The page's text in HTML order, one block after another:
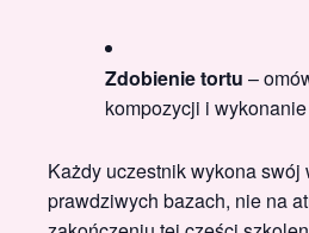
Zdobienie tortu –
kompozycji i
Każdy uczestnik wykona swój
prawdziwych bazach, nie na